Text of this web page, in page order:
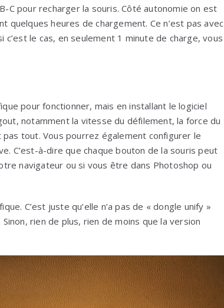
C pour recharger la souris. Côté autonomie on est
quelques heures de chargement. Ce n’est pas avec
le cas, en seulement 1 minute de charge, vous
pour fonctionner, mais en installant le logiciel
notamment la vitesse du défilement, la force du
tout. Vous pourrez également configurer le
C’est-à-dire que chaque bouton de la souris peut
navigateur ou si vous être dans Photoshop ou
C’est juste qu’elle n’a pas de « dongle unify »
rien de plus, rien de moins que la version